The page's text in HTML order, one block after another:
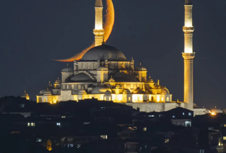
Kastamonu Müftülüğü
Kayseri Müftülüğü
Kilis Müftülüğü
Kırıkkale Müftülüğü
Kırklareli Müftülüğü
Kırşehir Müftülüğü